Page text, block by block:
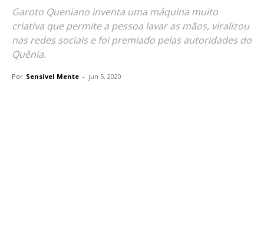
Garoto Queniano inventa uma máquina muito
criativa que permite a pessoa lavar as mãos, viralizou
nas redes sociais e foi premiado pelas autoridades do
Quênia.
Por Sensível Mente - jun 5, 2020